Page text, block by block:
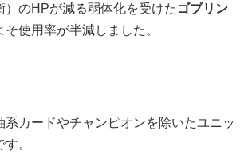
）のHPが減る弱体化を受けた ゴブリン
そ使用率が半減しました。
系カードやチャンピオンを除いたユニッ
。